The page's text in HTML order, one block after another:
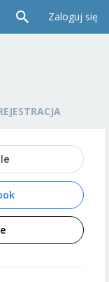
Zaloguj się